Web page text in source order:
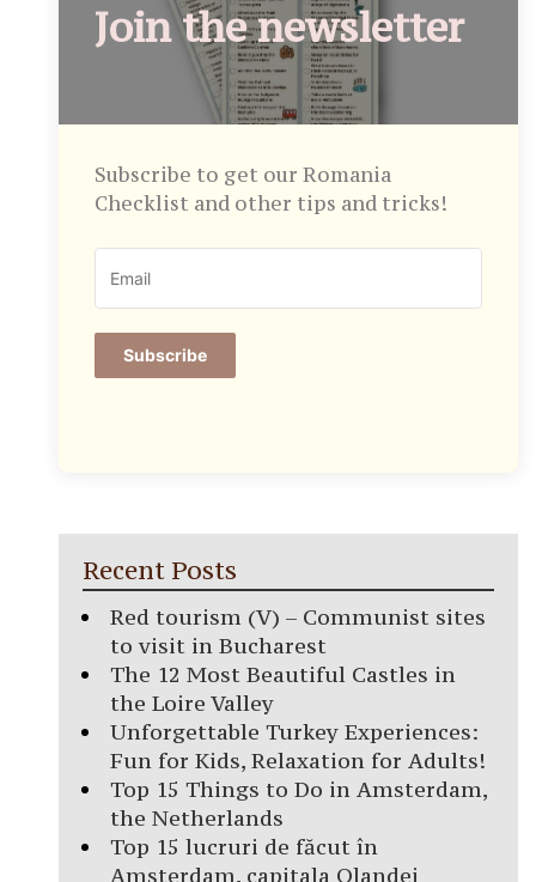
Join the newsletter
Subscribe to get our Romania
Checklist and other tips and tricks!
Subscribe
Recent Posts
Red tourism (V) – Communist sites
to visit in Bucharest
The 12 Most Beautiful Castles in
the Loire Valley
Unforgettable Turkey Experiences:
Fun for Kids, Relaxation for Adults!
Top 15 Things to Do in Amsterdam,
the Netherlands
Top 15 lucruri de făcut în
Amsterdam, capitala Olandei